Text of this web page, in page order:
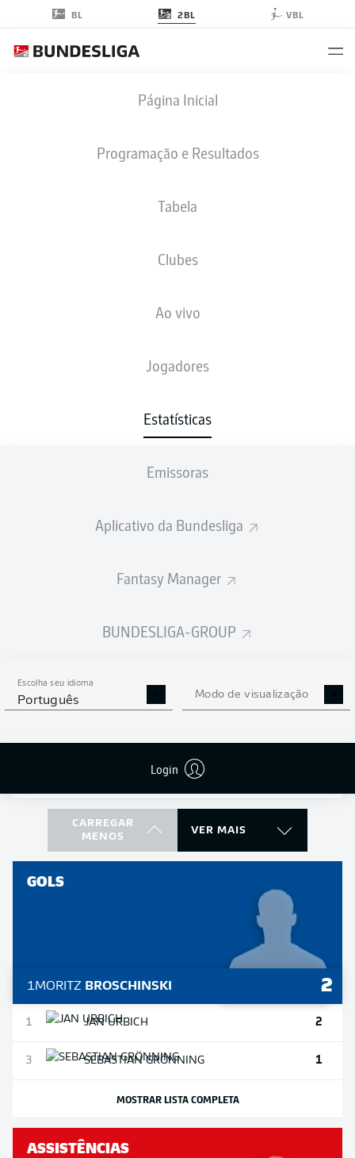
BL 2BL VBL
Página Inicial
Programação e Resultados
Tabela
Clubes
Ao vivo
Jogadores
Estatísticas
Emissoras
Aplicativo da Bundesliga
Fantasy Manager
BUNDESLIGA-GROUP
Escolha seu idioma
Português Modo de visualização
Login
2. BUNDESLIGA ESTATÍSTICAS
BALZI
HYRYLÄINEN
KOLBE
JOSIP BREKALO
BECK 16
9 PHILIPPHOFMANN 15
CARREGAR
MENOS
VER MAIS
GOLS
1MORITZ BROSCHINSKI 2
1 JANURBICH 2
3 SEBASTIANGRÖNNING 1
MOSTRAR LISTA COMPLETA
ASSISTÊNCIAS